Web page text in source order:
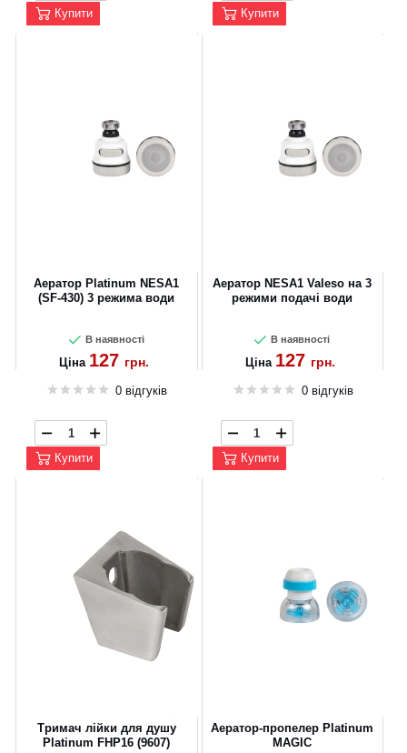
Купити Купити
Аератор Platinum NESA1
(SF-430) 3 режима води
В наявності
Ціна 127 грн.
0 відгуків
Купити
Аератор NESA1 Valeso на 3
режими подачі води
В наявності
Ціна 127 грн.
0 відгуків
Купити
Тримач лійки для душу
Platinum FHP16 (9607)
Аератор-пропелер Platinum
MAGIC